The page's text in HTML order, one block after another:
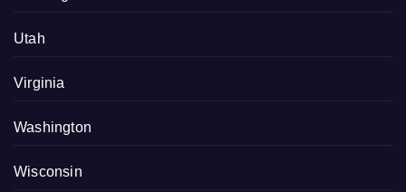
Utah
Virginia
Washington
Wisconsin